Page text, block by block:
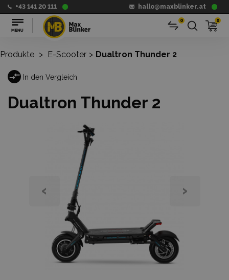
+43 141 20 111 hallo@maxblinker.at
0 0
Produkte > E-Scooter > Dualtron Thunder 2
In den Vergleich
Dualtron Thunder 2
‹ ›